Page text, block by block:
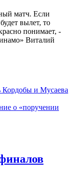
матч. Если
вылет, то
понимает, -
Виталий
Кордобы и Мусаева
о «поручении